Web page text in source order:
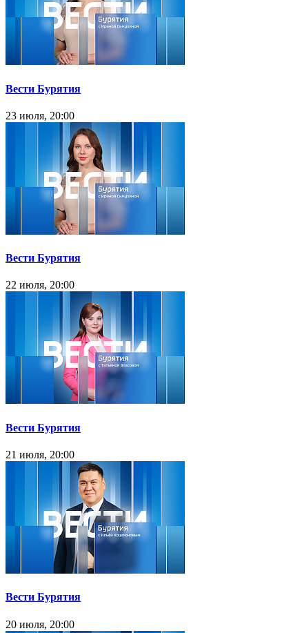
Вести Бурятия
23 июля, 20:00
Вести Бурятия
22 июля, 20:00
Вести Бурятия
21 июля, 20:00
Вести Бурятия
20 июля, 20:00